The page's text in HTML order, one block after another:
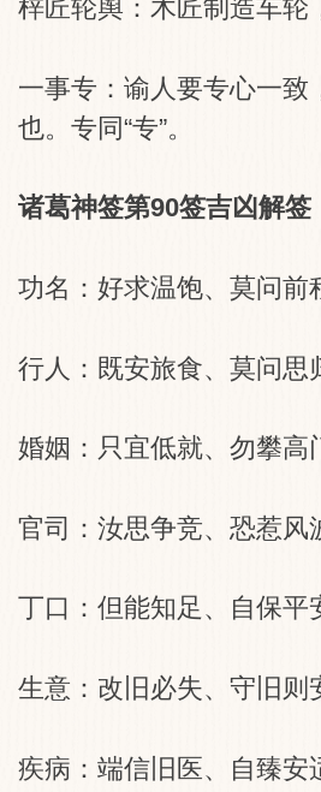
梓匠轮舆：木匠制造车轮
一事专：谕人要专心一致
也。专同“专”。
诸葛神签第90签吉凶解签
功名：好求温饱、莫问前
行人：既安旅食、莫问思
婚姻：只宜低就、勿攀高
官司：汝思争竞、恐惹风
丁口：但能知足、自保平
生意：改旧必失、守旧则
疾病：端信旧医、自臻安